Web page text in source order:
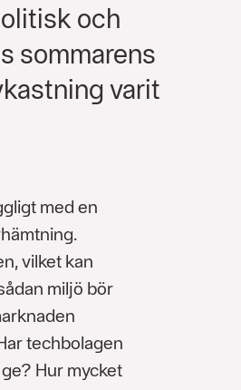
och
sommarens
varit
med en
vilket kan
miljö bör
techbolagen
Hur mycket